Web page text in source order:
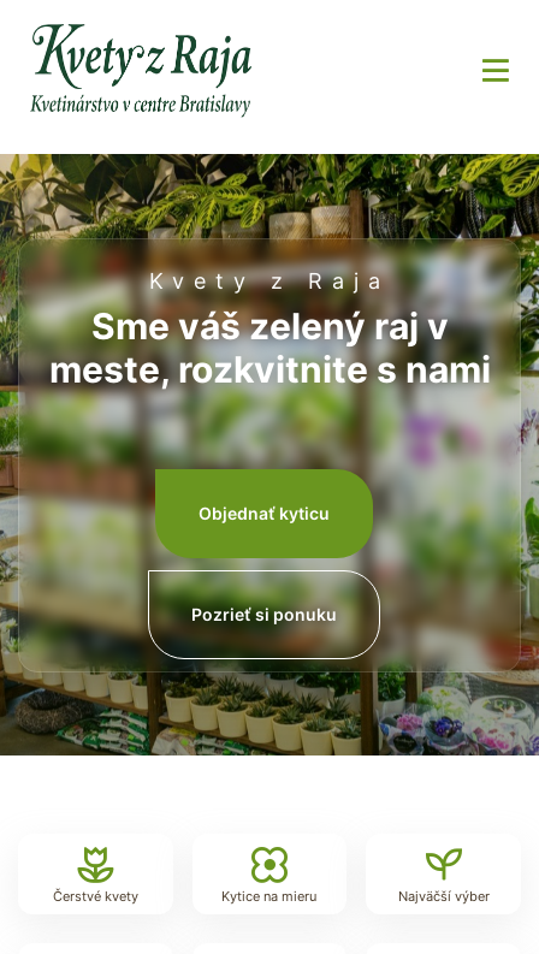
Kvety z Raja
Sme váš zelený raj v
meste, rozkvitnite s nami
Objednať kyticu
Pozrieť si ponuku
Kvety z Raja
Nájdete nás na 3
miestach v Bratislave
Pozrieť si ponuku
Čerstvé kvety Kytice na mieru Najväčší výber